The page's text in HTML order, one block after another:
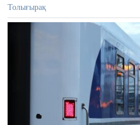
2
Толығырақ